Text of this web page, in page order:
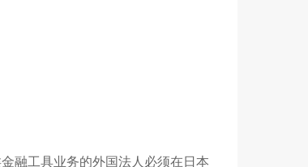
融工具业务的外国法人必须在日本